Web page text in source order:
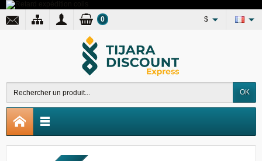
$
OK
0